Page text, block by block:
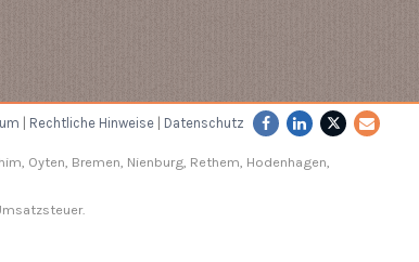
| Rechtliche Hinweise | Datenschutz
Oyten, Bremen, Nienburg, Rethem, Hodenhagen,